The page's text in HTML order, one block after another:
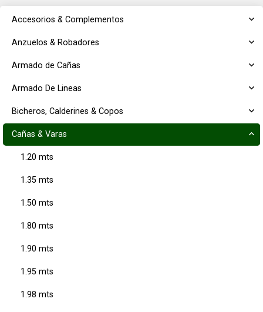
Accesorios & Complementos
Anzuelos & Robadores
Armado de Cañas
Armado De Lineas
Bicheros, Calderines & Copos
Cañas & Varas
1.20 mts
1.35 mts
1.50 mts
1.80 mts
1.90 mts
1.95 mts
1.98 mts